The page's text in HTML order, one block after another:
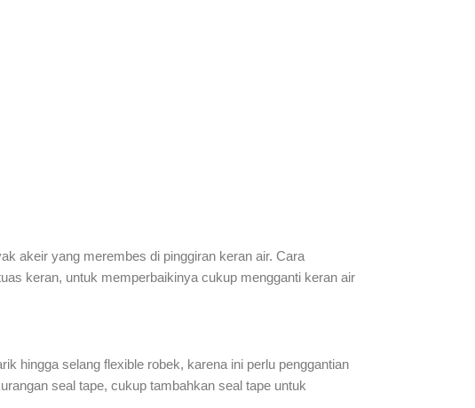
akeir yang merembes di pinggiran keran air. Cara
keran, untuk memperbaikinya cukup mengganti keran air
hingga selang flexible robek, karena ini perlu penggantian
seal tape, cukup tambahkan seal tape untuk